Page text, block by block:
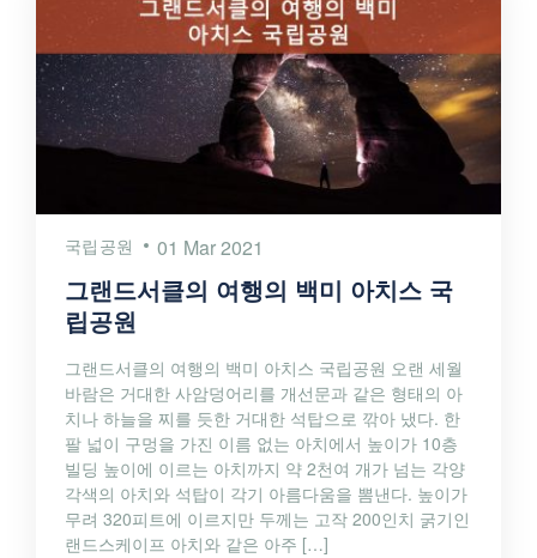
국립공원 01 Mar 2021
그랜드서클의 여행의 백미 아치스 국
립공원
그랜드서클의 여행의 백미 아치스 국립공원 오랜 세월
바람은 거대한 사암덩어리를 개선문과 같은 형태의 아
치나 하늘을 찌를 듯한 거대한 석탑으로 깎아 냈다. 한
팔 넓이 구멍을 가진 이름 없는 아치에서 높이가 10층
빌딩 높이에 이르는 아치까지 약 2천여 개가 넘는 각양
각색의 아치와 석탑이 각기 아름다움을 뽐낸다. 높이가
무려 320피트에 이르지만 두께는 고작 200인치 굵기인
랜드스케이프 아치와 같은 아주 […]